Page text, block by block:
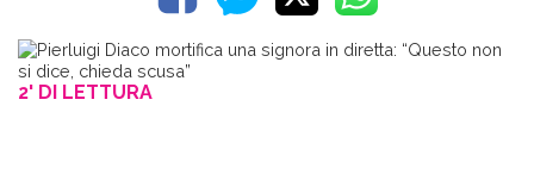
2' DI LETTURA